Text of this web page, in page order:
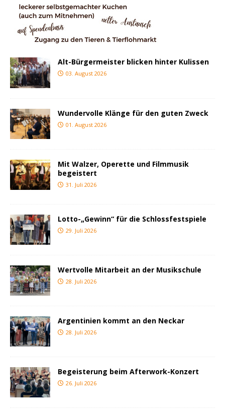
Alt-Bürgermeister blicken hinter Kulissen
03. August 2026
Wundervolle Klänge für den guten Zweck
01. August 2026
Mit Walzer, Operette und Filmmusik
begeistert
31. Juli 2026
Lotto-„Gewinn“ für die Schlossfestspiele
29. Juli 2026
Wertvolle Mitarbeit an der Musikschule
28. Juli 2026
Argentinien kommt an den Neckar
28. Juli 2026
Begeisterung beim Afterwork-Konzert
26. Juli 2026